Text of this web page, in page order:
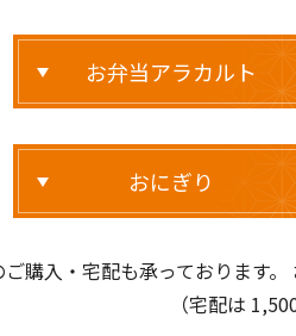
お弁当アラカルト
おにぎり
購入・宅配も承っております
（宅配は